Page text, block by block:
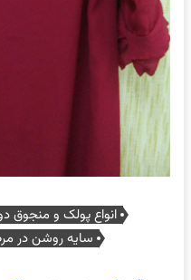
انواع پولک و منجوق
سایه روشن در